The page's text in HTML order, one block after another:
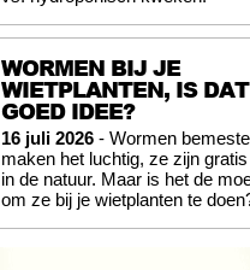
WORMEN BIJ JE
WIETPLANTEN, IS
GOED IDEE?
16 juli 2026 - Wormen
maken het luchtig, ze zijn
in de natuur. Maar is het de
om ze bij je wietplanten te